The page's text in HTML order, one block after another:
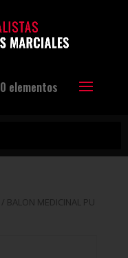
0 elementos
/ BALON MEDICINAL PU